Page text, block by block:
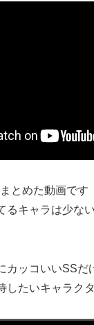
とめた動画です
るキャラは少な
カッコいいSS
たいキャラク